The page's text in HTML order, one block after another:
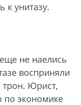
к унитазу.
не наелись
восприняли
трон. Юрист,
по экономике